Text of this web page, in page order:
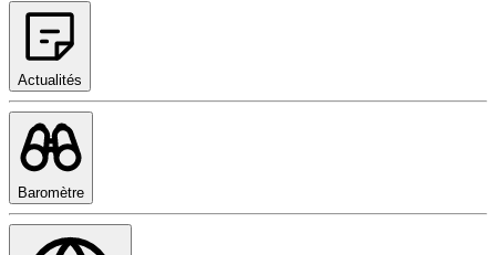
Actualités
Baromètre